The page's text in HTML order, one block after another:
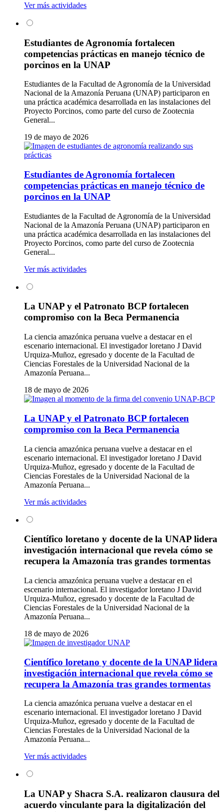
Ver más actividades
Estudiantes de Agronomía fortalecen
competencias prácticas en manejo técnico de
porcinos en la UNAP
Estudiantes de la Facultad de Agronomía de la Universidad
Nacional de la Amazonía Peruana (UNAP) participaron en
una práctica académica desarrollada en las instalaciones del
Proyecto Porcinos, como parte del curso de Zootecnia
General...
19 de mayo de 2026
Estudiantes de Agronomía fortalecen
competencias prácticas en manejo técnico de
porcinos en la UNAP
Estudiantes de la Facultad de Agronomía de la Universidad
Nacional de la Amazonía Peruana (UNAP) participaron en
una práctica académica desarrollada en las instalaciones del
Proyecto Porcinos, como parte del curso de Zootecnia
General...
Ver más actividades
La UNAP y el Patronato BCP fortalecen
compromiso con la Beca Permanencia
La ciencia amazónica peruana vuelve a destacar en el
escenario internacional. El investigador loretano J David
Urquiza-Muñoz, egresado y docente de la Facultad de
Ciencias Forestales de la Universidad Nacional de la
Amazonía Peruana...
18 de mayo de 2026
La UNAP y el Patronato BCP fortalecen
compromiso con la Beca Permanencia
La ciencia amazónica peruana vuelve a destacar en el
escenario internacional. El investigador loretano J David
Urquiza-Muñoz, egresado y docente de la Facultad de
Ciencias Forestales de la Universidad Nacional de la
Amazonía Peruana...
Ver más actividades
Científico loretano y docente de la UNAP lidera
investigación internacional que revela cómo se
recupera la Amazonía tras grandes tormentas
La ciencia amazónica peruana vuelve a destacar en el
escenario internacional. El investigador loretano J David
Urquiza-Muñoz, egresado y docente de la Facultad de
Ciencias Forestales de la Universidad Nacional de la
Amazonía Peruana...
18 de mayo de 2026
Científico loretano y docente de la UNAP lidera
investigación internacional que revela cómo se
recupera la Amazonía tras grandes tormentas
La ciencia amazónica peruana vuelve a destacar en el
escenario internacional. El investigador loretano J David
Urquiza-Muñoz, egresado y docente de la Facultad de
Ciencias Forestales de la Universidad Nacional de la
Amazonía Peruana...
Ver más actividades
La UNAP y Shacra S.A. realizaron clausura del
acuerdo vinculante para la digitalización del